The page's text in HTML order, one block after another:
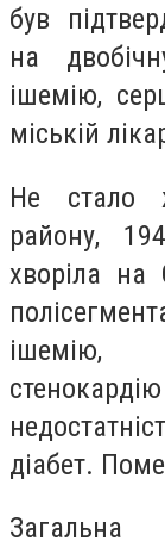
був
на
ішемію,
міській
Не стало
району,
хворіла на
ішемію,
діабет.
Загальна